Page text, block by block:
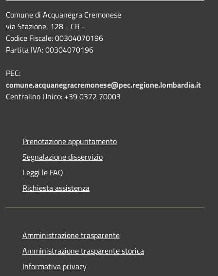
Comune di Acquanegra Cremonese
via Stazione, 128 - CR -
Codice Fiscale: 00304070196
Partita IVA: 00304070196
PEC:
comune.acquanegracremonese@pec.regione.lombardia.it
Centralino Unico: +39 0372 70003
Prenotazione appuntamento
Segnalazione disservizio
Leggi le FAQ
Richiesta assistenza
Amministrazione trasparente
Amministrazione trasparente storica
Informativa privacy